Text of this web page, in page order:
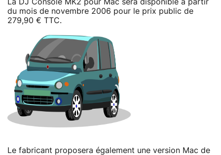
La DJ Console MK2 pour Mac sera disponible à partir
du mois de novembre 2006 pour le prix public de
279,90 € TTC.
Le fabricant proposera également une version Mac de